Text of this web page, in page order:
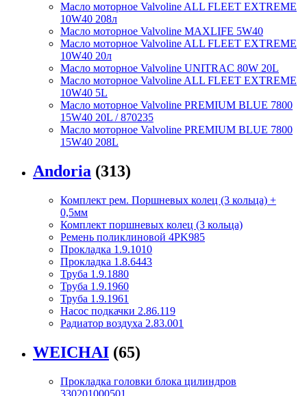
Масло моторное Valvoline ALL FLEET EXTREME
10W40 208л
Масло моторное Valvoline MAXLIFE 5W40
Масло моторное Valvoline ALL FLEET EXTREME
10W40 20л
Масло моторное Valvoline UNITRAC 80W 20L
Масло моторное Valvoline ALL FLEET EXTREME
10W40 5L
Масло моторное Valvoline PREMIUM BLUE 7800
15W40 20L / 870235
Масло моторное Valvoline PREMIUM BLUE 7800
15W40 208L
Andoria (313)
Комплект рем. Поршневых колец (3 кольца) +
0,5мм
Комплект поршневых колец (3 кольца)
Ремень поликлиновой 4PK985
Прокладка 1.9.1010
Прокладка 1.8.6443
Труба 1.9.1880
Труба 1.9.1960
Труба 1.9.1961
Насос подкачки 2.86.119
Радиатор воздуха 2.83.001
WEICHAI (65)
Прокладка головки блока цилиндров
330201000501